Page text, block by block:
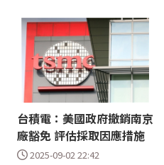
台積電：美國政府撤銷南京
廠豁免 評估採取因應措施
2025-09-02 22:42